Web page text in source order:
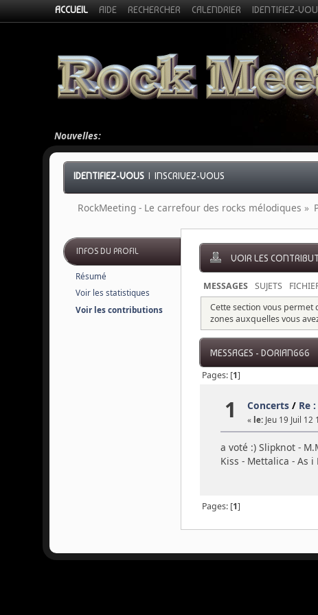
ACCUEIL AIDE RECHERCHER CALENDRIER IDENTIFIEZ-
Nouvelles:
IDENTIFIEZ-VOUS |INSCRIVEZ-VOUS
RockMeeting - Le carrefour des rocks mélodiques »
INFOS DU PROFIL
Résumé
Voir les statistiques
Voir les contributions
VOIR LES
MESSAGES SUJETS
Cette section vous
zones auxquelles vous
MESSAGES - DORIAN666
Pages: [1]
1 Concerts/ Re
« le:Jeu 19 Juil 12
a voté :) Slipknot -
Kiss - Mettalica - As
Pages: [1]